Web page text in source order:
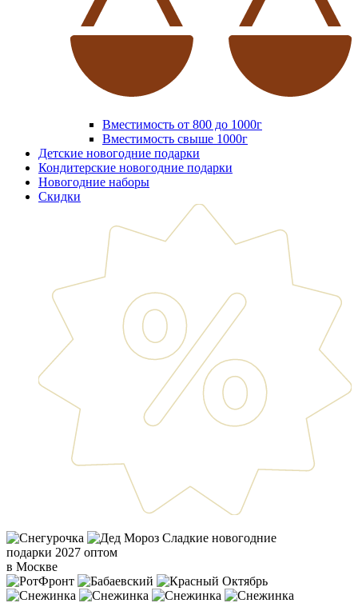
Вместимость от 800 до 1000г
Вместимость свыше 1000г
Детские новогодние подарки
Кондитерские новогодние подарки
Новогодние наборы
Скидки
Сладкие новогодние
подарки 2027 оптом
в Москве